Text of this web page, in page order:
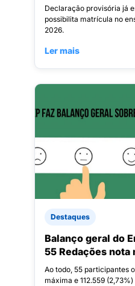
Declaração provisória já
possibilita matrícula no
2026.
Ler mais
Destaques
Balanço geral do
55 Redações nota
Ao todo, 55 participantes
máxima e 112.559